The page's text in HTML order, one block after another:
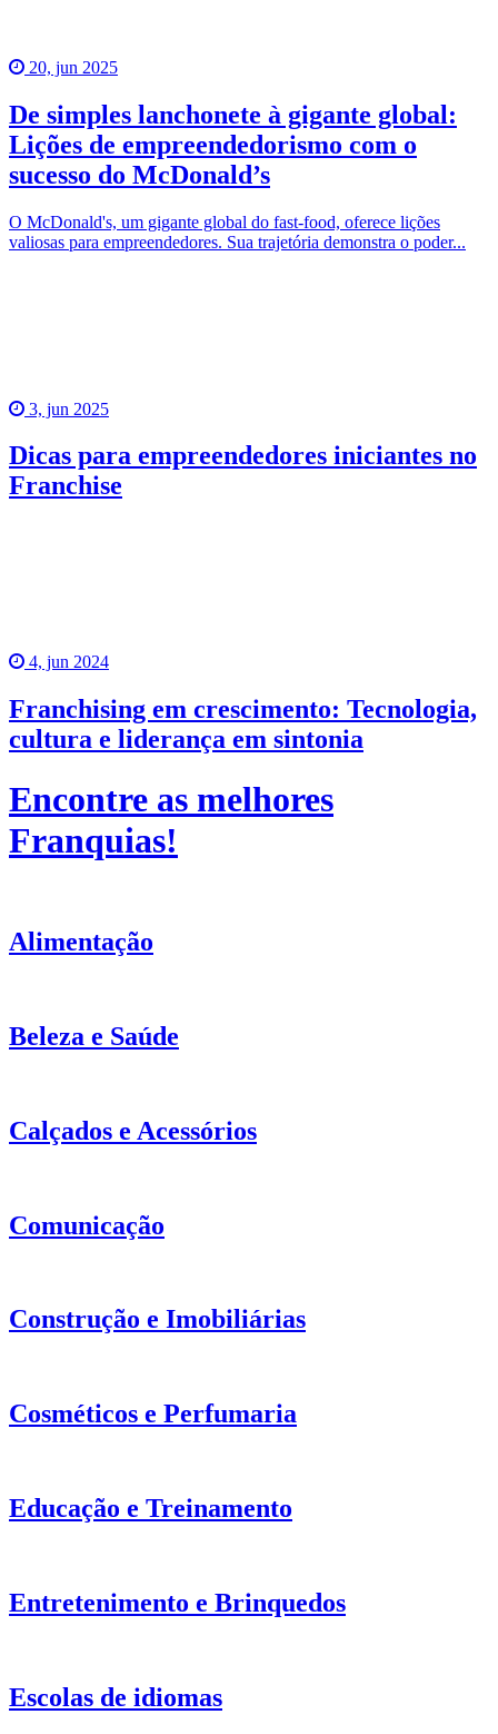
20, jun 2025
De simples lanchonete à gigante global:
Lições de empreendedorismo com o
sucesso do McDonald’s
O McDonald's, um gigante global do fast-food, oferece lições
valiosas para empreendedores. Sua trajetória demonstra o poder...
3, jun 2025
Dicas para empreendedores iniciantes no
Franchise
4, jun 2024
Franchising em crescimento: Tecnologia,
cultura e liderança em sintonia
Encontre as melhores
Franquias!
Alimentação
Beleza e Saúde
Calçados e Acessórios
Comunicação
Construção e Imobiliárias
Cosméticos e Perfumaria
Educação e Treinamento
Entretenimento e Brinquedos
Escolas de idiomas